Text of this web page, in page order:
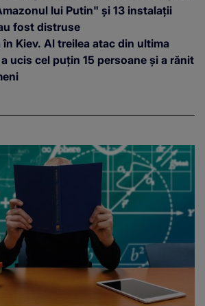
lui Putin" și 13 instalații
fost distruse
în Kiev. Al treilea atac din ultima
ucis cel puțin 15 persoane și a rănit